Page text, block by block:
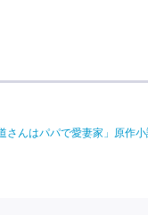
さんはパパで愛妻家」原作